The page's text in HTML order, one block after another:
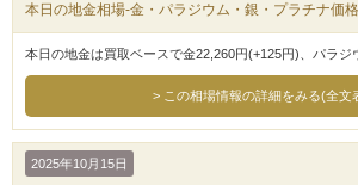
本日の地金相場-金・パラジウム・銀・プラチナ価格
本日の地金は買取ベースで金22,260円(+125円)、パラジ
この相場情報の詳細をみる(全文
2025年10月15日